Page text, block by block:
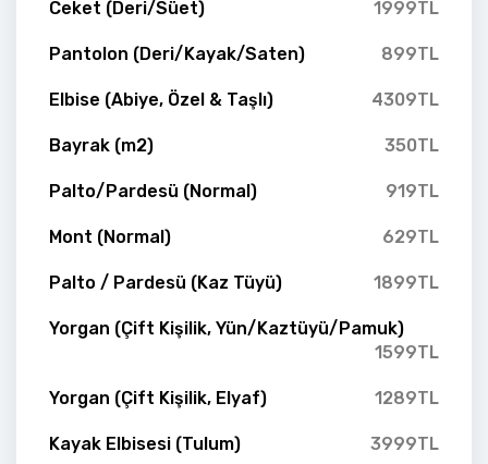
Ceket (Deri/Süet) 1999TL
Pantolon (Deri/Kayak/Saten) 899TL
Elbise (Abiye, Özel & Taşlı) 4309TL
Bayrak (m2) 350TL
Palto/Pardesü (Normal) 919TL
Mont (Normal) 629TL
Palto / Pardesü (Kaz Tüyü) 1899TL
Yorgan (Çift Kişilik, Yün/Kaztüyü/Pamuk)
1599TL
Yorgan (Çift Kişilik, Elyaf) 1289TL
Kayak Elbisesi (Tulum) 3999TL